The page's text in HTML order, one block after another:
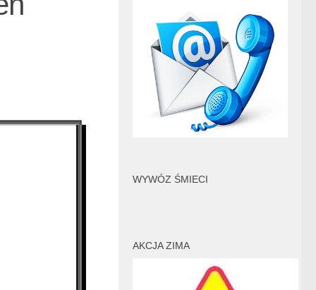
WYWÓZ ŚMIECI
AKCJA ZIMA